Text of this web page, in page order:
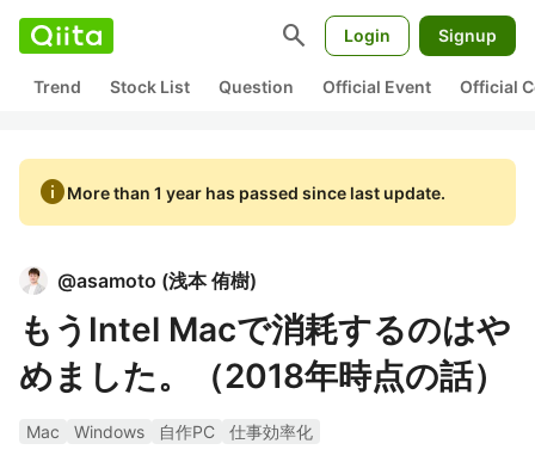
search Login Signup
Trend Stock List Question Official Event Official
infoMore than 1 year has passed since last update.
@asamoto (浅本 侑樹)
もうIntel Macで消耗するのはや
めました。（2018年時点の話）
Mac Windows 自作PC
仕事効率化